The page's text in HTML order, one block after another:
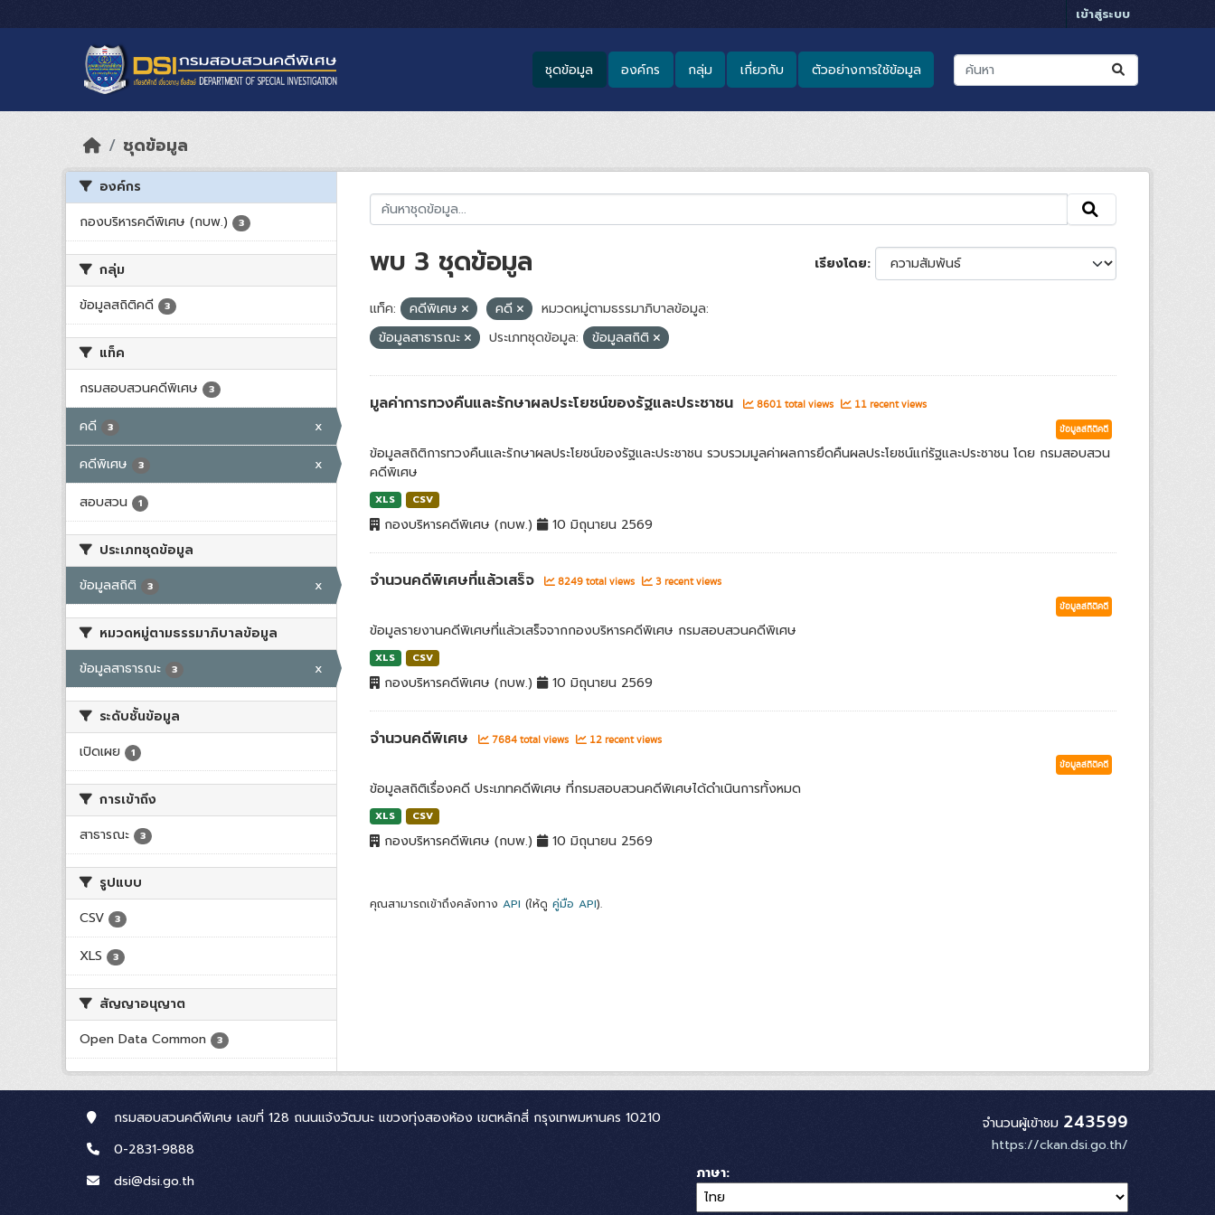
เข้าสู่ระบบ
ชุดข้อมูล องค์กร กลุ่ม เกี่ยวกับ ตัวอย่างการใช้ข้อมูล
ชุดข้อมูล
องค์กร
กองบริหารคดีพิเศษ (กบพ.)
3
กลุ่ม
ข้อมูลสถิติคดี
3
แท็ค
กรมสอบสวนคดีพิเศษ
3
คดี 3
x
คดีพิเศษ
3
x
สอบสวน
1
ประเภทชุดข้อมูล
ข้อมูลสถิติ
3 x
หมวดหมู่ตามธรรมาภิบาลข้อมูล
ข้อมูลสาธารณะ
3 x
ระดับชั้นข้อมูล
เปิดเผย
1
การเข้าถึง
สาธารณะ
3
รูปแบบ
CSV
3
XLS 3
สัญญาอนุญาต
Open Data Common
3
เรียงโดย
พบ 3 ชุดข้อมูล
แท็ค: คดีพิเศษ คดี
หมวดหมู่ตามธรรมาภิบาลข้อมูล:
ข้อมูลสาธารณะ
ประเภทชุดข้อมูล: ข้อมูลสถิติ
มูลค่าการทวงคืนและรักษาผลประโยชน์ของรัฐและประชาชน 8601 total views 11 recent views
ข้อมูลสถิติคดี
ข้อมูลสถิติการทวงคืนและรักษาผลประโยชน์ของรัฐและประชาชน รวบรวมมูลค่าผลการยึดคืนผลประโยชน์แก่รัฐและประชาชน โดย กรมสอบสวน
คดีพิเศษ
XLS CSV
กองบริหารคดีพิเศษ (กบพ.) 10 มิถุนายน 2569
จำนวนคดีพิเศษที่แล้วเสร็จ 8249 total views 3 recent views
ข้อมูลสถิติคดี
ข้อมูลรายงานคดีพิเศษที่แล้วเสร็จจากกองบริหารคดีพิเศษ กรมสอบสวนคดีพิเศษ
XLS CSV
กองบริหารคดีพิเศษ (กบพ.) 10 มิถุนายน 2569
จำนวนคดีพิเศษ 7684 total views 12 recent views
ข้อมูลสถิติคดี
ข้อมูลสถิติเรื่องคดี ประเภทคดีพิเศษ ที่กรมสอบสวนคดีพิเศษได้ดำเนินการทั้งหมด
XLS CSV
กองบริหารคดีพิเศษ (กบพ.) 10 มิถุนายน 2569
คุณสามารถเข้าถึงคลังทาง API (ให้ดู คู่มือ API).
กรมสอบสวนคดีพิเศษ เลขที่ 128 ถนนแจ้งวัฒนะ แขวงทุ่งสองห้อง เขตหลักสี่ กรุงเทพมหานคร 10210
0-2831-9888
dsi@dsi.go.th
จำนวนผู้เข้าชม 243599
https://ckan.dsi.go.th/
ภาษา